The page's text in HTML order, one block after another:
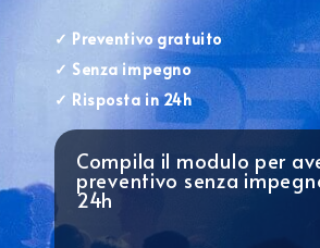
✓ Preventivo gratuito
✓ Senza impegno
✓ Risposta in 24h
Compila il modulo per
preventivo senza
24h